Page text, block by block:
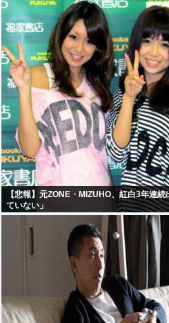
【悲報】元ZONE・MIZUHO、紅白3年連
ていない」